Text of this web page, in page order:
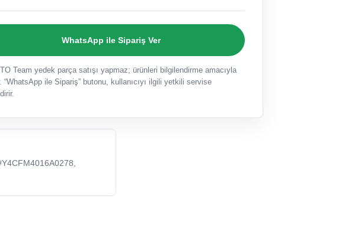
WhatsApp ile Sipariş Ver
Team yedek parça satışı yapmaz; ürünleri bilgilendirme amacıyla
“WhatsApp ile Sipariş” butonu, kullanıcıyı ilgili yetkili servise